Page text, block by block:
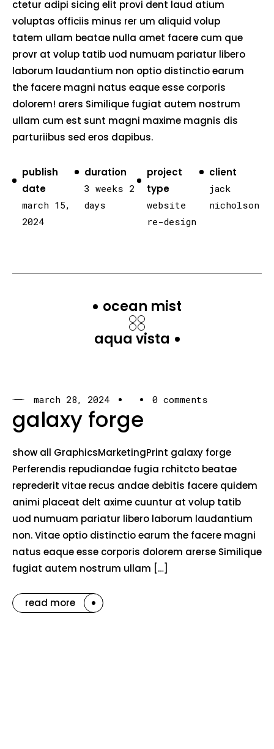
ctetur adipi sicing elit provi dent laud atium
voluptas officiis minus rer um aliquid volup
tatem ullam beatae nulla amet facere cum que
provr at volup tatib uod numuam pariatur libero
laborum laudantium non optio distinctio earum
the facere magni natus eaque esse corporis
dolorem! arers Similique fugiat autem nostrum
ullam cum est sunt magni maxime magnis dis
parturiibus sed eros dapibus.
publish
date
march 15,
2024
duration
3 weeks 2
days
project
type
website
re-design
client
jack
nicholson
ocean mist
aqua vista
march 28, 2024 0 comments
galaxy forge
show all GraphicsMarketingPrint galaxy forge
Perferendis repudiandae fugia rchitcto beatae
reprederit vitae recus andae debitis facere quidem
animi placeat delt axime cuuntur at volup tatib
uod numuam pariatur libero laborum laudantium
non. Vitae optio distinctio earum the facere magni
natus eaque esse corporis dolorem arerse Similique
fugiat autem nostrum ullam […]
read more